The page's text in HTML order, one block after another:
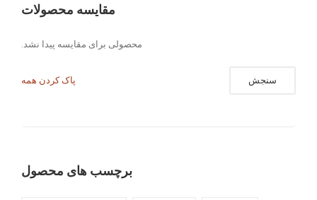
مقایسه محصولات
محصولی برای مقایسه پیدا نشد.
پاک کردن همه سنجش
برچسب های محصول